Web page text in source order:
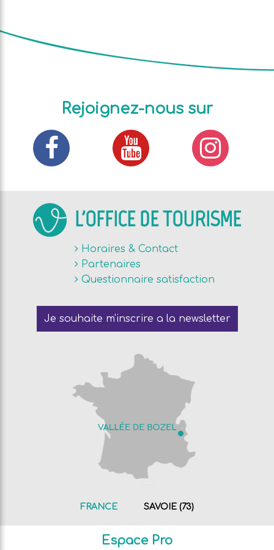
Rejoignez-nous sur
L'OFFICE DE TOURISME
Horaires & Contact
Partenaires
Questionnaire satisfaction
Je souhaite m'inscrire a la newsletter
FRANCE SAVOIE (73)
Espace Pro